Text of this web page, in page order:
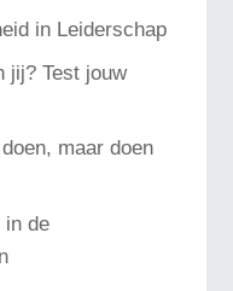
in Leiderschap
jij? Test jouw
maar doen
in de